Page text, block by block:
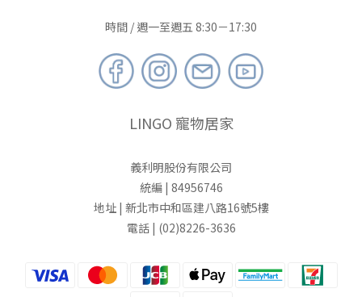
時間 / 週一至週五 8:30－17:30
LINGO 寵物居家
義利明股份有限公司
統編 | 84956746
地址 | 新北市中和區建八路16號5樓
電話 | (02)8226-3636